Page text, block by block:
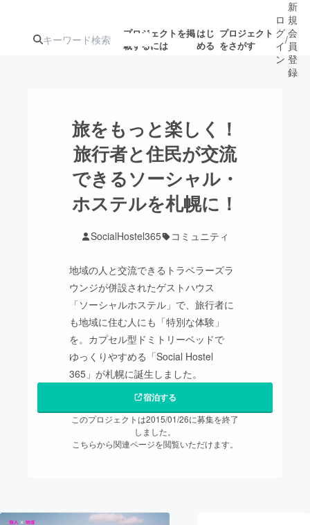
プロジェクトを掲
載するには
はじ
める
プロジェクト
をさがす
注目のリ
ターン
注目の新着プロ
ジェクト
募集終了が近いプ
ロジェクト
アート・写真
ビジネス・起業
まちづくり・地域活性化
CAMPFIRE for Social GoodCAMPFIRE Creation
CAMPFIREふるさと納税machi-ya
ロ
グ
イ
ン
/
新
規
会
員
登
録
旅をもっと楽しく！
旅行者と住民が交流
できるソーシャル・
ホステルを札幌に！
SocialHostel365 コミュニティ
地域の人と交流できるトラベラーズラ
ウンジが併設されたゲストハウス
「ソーシャルホステル」で、旅行者に
も地域に住む人にも「特別な体験」
を。カプセル型ドミトリーベッドで
ゆっくりやすめる「Social Hostel
365」が札幌に誕生しました。
宿泊する
このプロジェクトは2015/01/26に募集を終了
しました。
こちらから関連ページを閲覧いただけます。